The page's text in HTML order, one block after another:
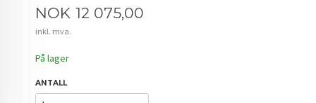
Pris
NOK 12 075,00
inkl. mva.
På lager
ANTALL